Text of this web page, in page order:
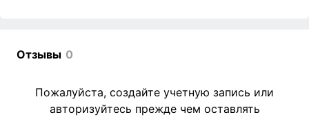
Отзывы 0
Пожалуйста, создайте учетную запись или
авторизуйтесь прежде чем оставлять